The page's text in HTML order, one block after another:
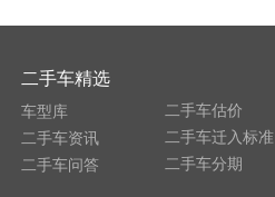
二手车精选
车型库
二手车资讯
二手车问答
二手车估价
二手车迁入标准
二手车分期